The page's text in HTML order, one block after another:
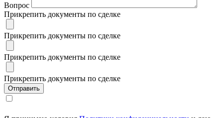
Вопрос
Прикрепить документы по сделке
Прикрепить документы по сделке
Прикрепить документы по сделке
Прикрепить документы по сделке